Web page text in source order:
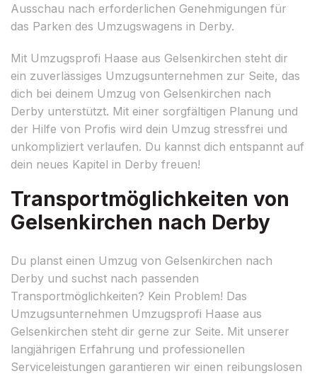
Ausschau nach erforderlichen Genehmigungen für
das Parken des Umzugswagens in Derby.
Mit Umzugsprofi Haase aus Gelsenkirchen steht dir
ein zuverlässiges Umzugsunternehmen zur Seite, das
dich bei deinem Umzug von Gelsenkirchen nach
Derby unterstützt. Mit einer sorgfältigen Planung und
der Hilfe von Profis wird dein Umzug stressfrei und
unkompliziert verlaufen. Du kannst dich entspannt auf
dein neues Kapitel in Derby freuen!
Transportmöglichkeiten von
Gelsenkirchen nach Derby
Du planst einen Umzug von Gelsenkirchen nach
Derby und suchst nach passenden
Transportmöglichkeiten? Kein Problem! Das
Umzugsunternehmen Umzugsprofi Haase aus
Gelsenkirchen steht dir gerne zur Seite. Mit unserer
langjährigen Erfahrung und professionellen
Serviceleistungen garantieren wir einen reibungslosen